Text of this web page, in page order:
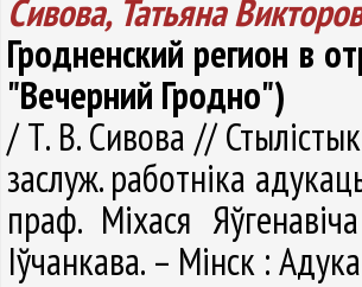
Сивова, Татьяна
Гродненский регион в
"Вечерний Гродно")
/ Т. В. Сивова //
заслуж. работніка
праф. Міхася
Іўчанкава. – Мінск :